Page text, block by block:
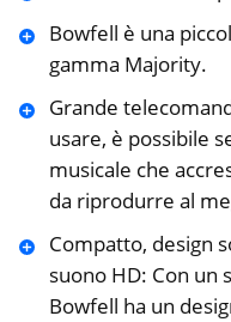
Bowfell è una
gamma Majority.
Grande
usare, è possibile
musicale che
da riprodurre al
Compatto, design
suono HD: Con un
Bowfell ha un